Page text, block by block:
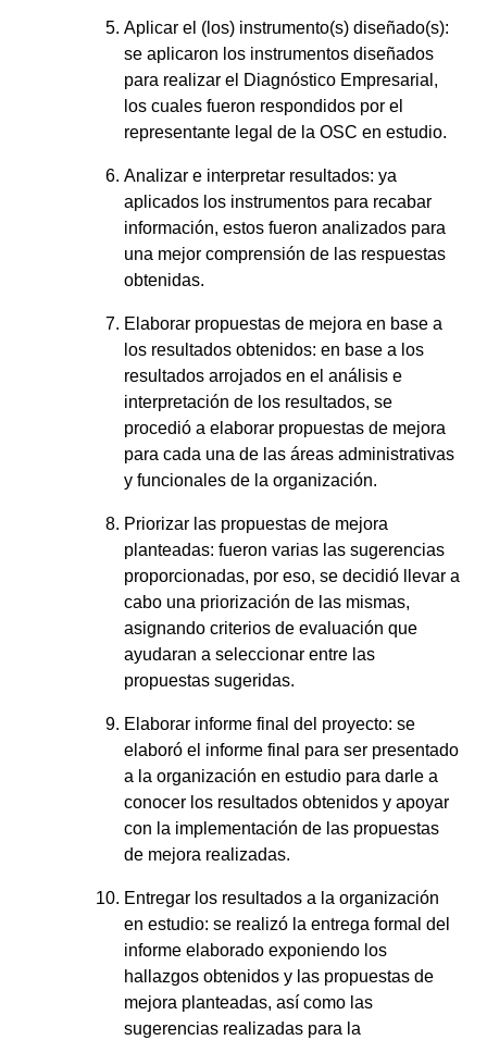
Aplicar el (los) instrumento(s) diseñado(s):
se aplicaron los instrumentos diseñados
para realizar el Diagnóstico Empresarial,
los cuales fueron respondidos por el
representante legal de la OSC en estudio.
Analizar e interpretar resultados: ya
aplicados los instrumentos para recabar
información, estos fueron analizados para
una mejor comprensión de las respuestas
obtenidas.
Elaborar propuestas de mejora en base a
los resultados obtenidos: en base a los
resultados arrojados en el análisis e
interpretación de los resultados, se
procedió a elaborar propuestas de mejora
para cada una de las áreas administrativas
y funcionales de la organización.
Priorizar las propuestas de mejora
planteadas: fueron varias las sugerencias
proporcionadas, por eso, se decidió llevar a
cabo una priorización de las mismas,
asignando criterios de evaluación que
ayudaran a seleccionar entre las
propuestas sugeridas.
Elaborar informe final del proyecto: se
elaboró el informe final para ser presentado
a la organización en estudio para darle a
conocer los resultados obtenidos y apoyar
con la implementación de las propuestas
de mejora realizadas.
Entregar los resultados a la organización
en estudio: se realizó la entrega formal del
informe elaborado exponiendo los
hallazgos obtenidos y las propuestas de
mejora planteadas, así como las
sugerencias realizadas para la